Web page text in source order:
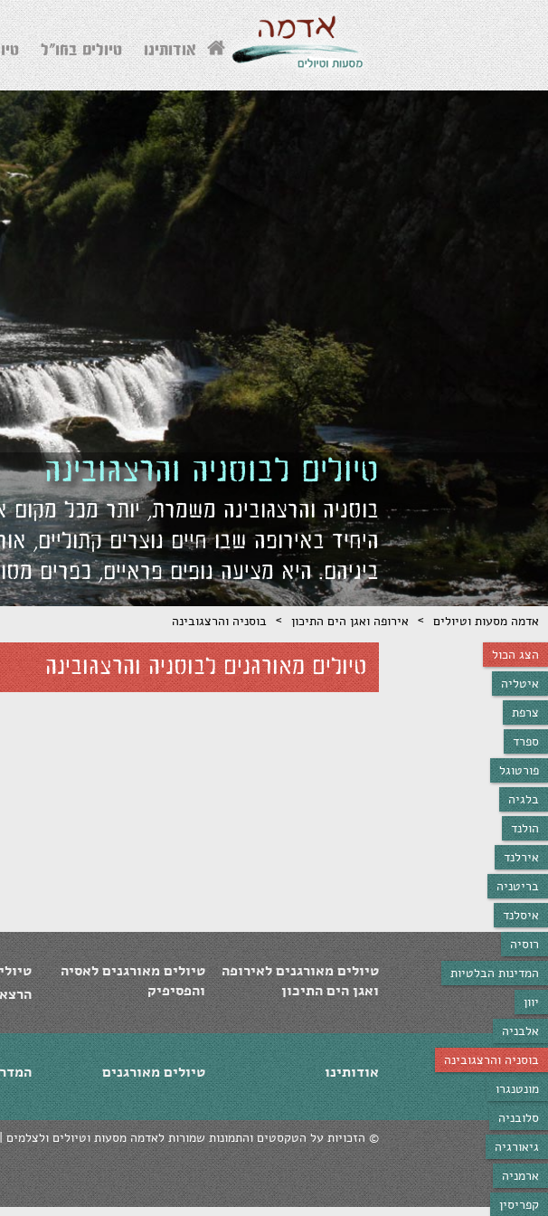
אודותינו
טיולים בחו"ל
טיולים לבוסניה והרצגובינה
בוסניה והרצגובינה משמרת, יותר מכל
היחיד באירופה שבו חיים נוצרים קתוליים,
ביניהם. היא מציעה נופים פראיים, כפרים
הצג הכול
איטליה
צרפת
ספרד
פורטוגל
בלגיה
הולנד
אירלנד
בריטניה
איסלנד
רוסיה
המדינות הבלטיות
יוון
אלבניה
בוסניה והרצגובינה
מונטנגרו
סלובניה
גיאורגיה
ארמניה
קפריסין
אדמה מסעות וטיולים > אירופה ואגן הים התיכון > בוסניה והרצגובינה
טיולים מאורגנים לבוסניה והרצגובינה
טיולים מאורגנים לאירופה
ואגן הים התיכון
טיולים מאורגנים לאסיה
והפסיפיק
אודותינו טיולים מאורגנים
© ‫הזכויות על הטקסטים והתמונות שמורות לאדמה מסעות וטיולים